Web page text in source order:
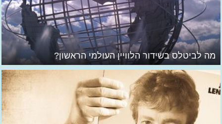
מה לביטלס בשידור הלוויין העולמי הראשון?